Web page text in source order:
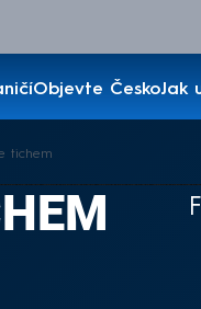
Objevte ČeskoJak
tichem